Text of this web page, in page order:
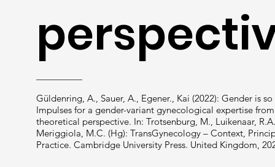
Güldenring, A., Sauer, A., Egener., Kai (2022): Gender is
Impulses for a gender-variant gynecological expertise
theoretical perspective. In: Trotsenburg, M., Luikenaar,
Meriggiola, M.C. (Hg): TransGynecology – Context,
Practice. Cambridge University Press. United Kingdom,